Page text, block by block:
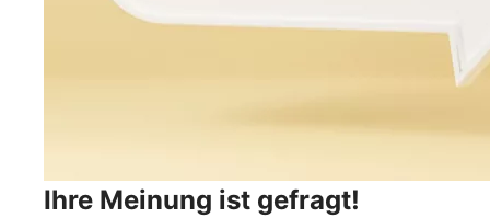
Ihre Meinung ist gefragt!